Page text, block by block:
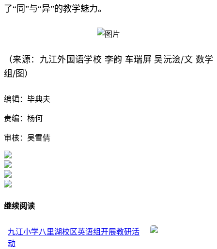
了“同”与“异”的教学魅力。
（来源：九江外国语学校 李韵 车瑞屏 吴沅浍/文 数学
组/图）
编辑：毕典夫
责编：杨何
审核：吴雪倩
继续阅读
九江小学八里湖校区英语组开展教研活
动